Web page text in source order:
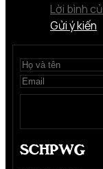
Lời bình
Gửi ý kiến